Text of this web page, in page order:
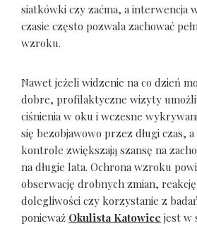
siatkówki czy zaćma, a interwencja
czasie często pozwala zachować
wzroku.
Nawet jeżeli widzenie na co dzień
dobre, profilaktyczne wizyty
ciśnienia w oku i wczesne
się bezobjawowo przez długi czas,
kontrole zwiększają szansę na
na długie lata. Ochrona wzroku
obserwację drobnych zmian,
dolegliwości czy korzystanie z
ponieważ Okulista Katowice jest w